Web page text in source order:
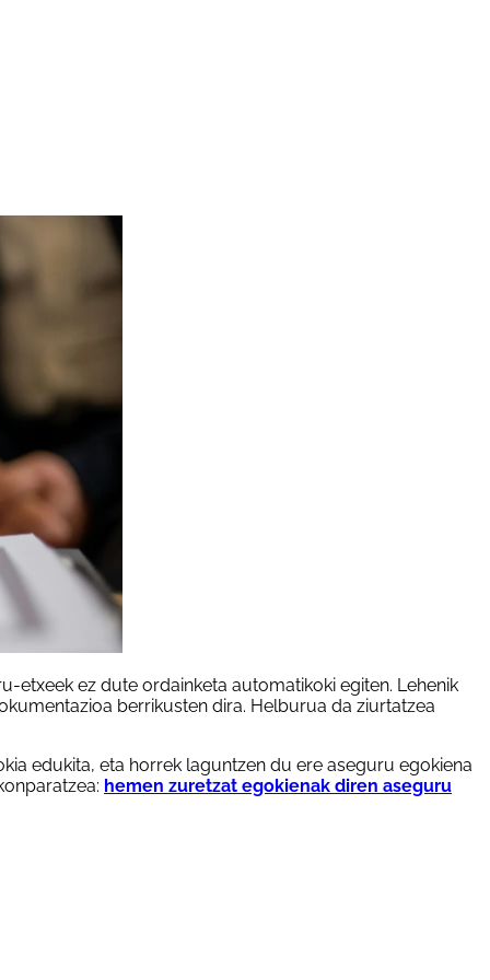
etxeek ez dute ordainketa automatikoki egiten. Lehenik
berrikusten dira. Helburua da ziurtatzea
edukita, eta horrek laguntzen du ere aseguru egokiena
hemen zuretzat egokienak diren aseguru